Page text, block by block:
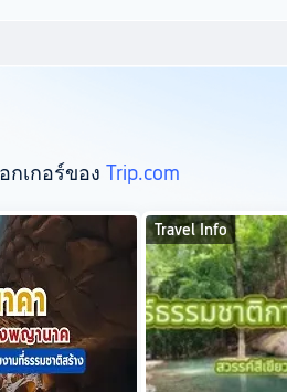
เกอร์ของ Trip.com
Travel Info